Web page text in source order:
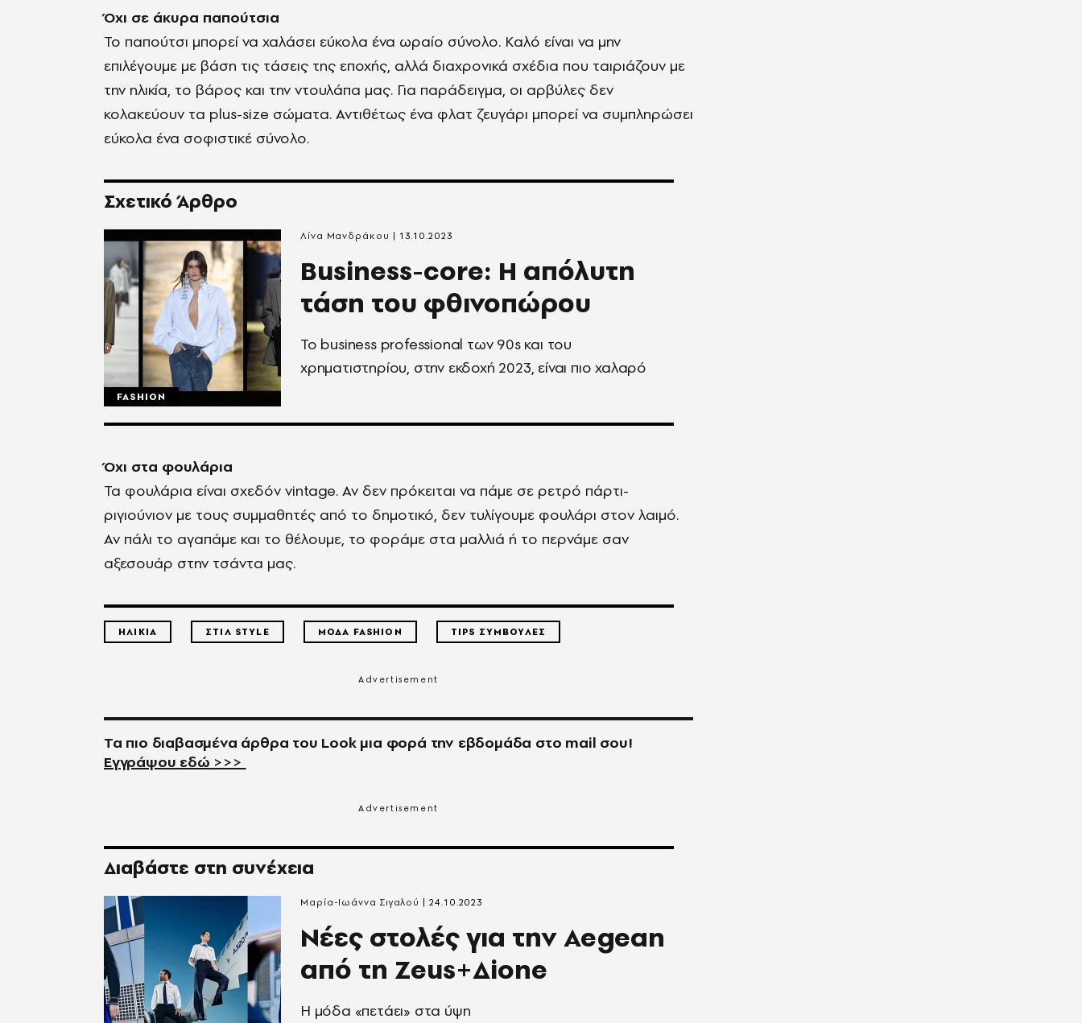
Όχι σε άκυρα παπούτσια
Το παπούτσι μπορεί να χαλάσει εύκολα ένα ωραίο σύνολο. Καλό είναι να μην
επιλέγουμε με βάση τις τάσεις της εποχής, αλλά διαχρονικά σχέδια που ταιριάζουν με
την ηλικία, το βάρος και την ντουλάπα μας. Για παράδειγμα, οι αρβύλες δεν
κολακεύουν τα plus-size σώματα. Αντιθέτως ένα φλατ ζευγάρι μπορεί να συμπληρώσει
εύκολα ένα σοφιστικέ σύνολο.
Σχετικό Άρθρο
FASHION
Business-core: Η απόλυτη
τάση του φθινοπώρου
Το business professional των 90s και του
χρηματιστηρίου, στην εκδοχή 2023, είναι πιο χαλαρό
Λίνα Μανδράκου 13.10.2023
Όχι στα φουλάρια
Τα φουλάρια είναι σχεδόν vintage. Αν δεν πρόκειται να πάμε σε ρετρό πάρτι-
ριγιούνιον με τους συμμαθητές από το δημοτικό, δεν τυλίγουμε φουλάρι στον λαιμό.
Αν πάλι το αγαπάμε και το θέλουμε, το φοράμε στα μαλλιά ή το περνάμε σαν
αξεσουάρ στην τσάντα μας.
ΗΛΙΚΙΑ ΣΤΙΛ STYLE ΜΟΔΑ FASHION TIPS ΣΥΜΒΟΥΛΕΣ
Τα πιο διαβασμένα άρθρα του Look μια φορά την εβδομάδα στο mail σου!
Εγγράψου εδώ >>>
Διαβάστε στη συνέχεια
Νέες στολές για την Aegean
από τη Zeus+Δione
Η μόδα «πετάει» στα ύψη
Μαρία-Ιωάννα Σιγαλού 24.10.2023